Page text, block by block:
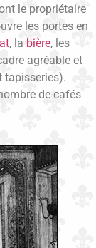
le propriétaire
les portes en
, la bière, les
agréable et
tapisseries).
de cafés